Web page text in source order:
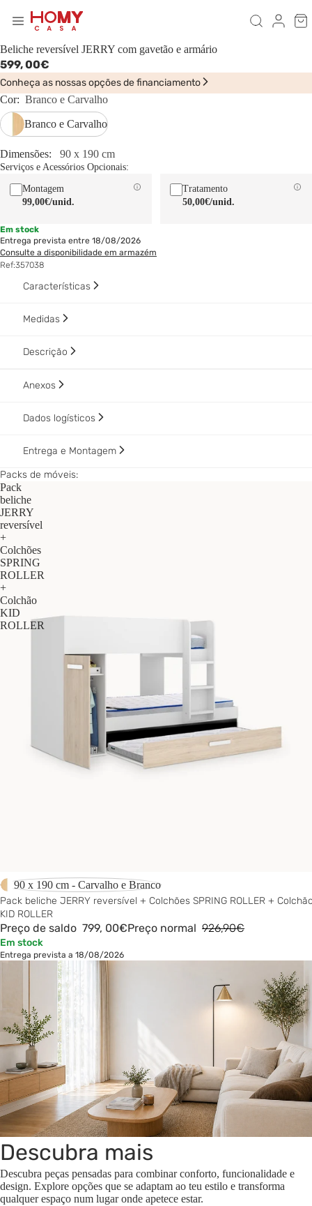
Beliche reversível JERRY com gavetão e armário
599,00€
Conheça as nossas opções de financiamento
Cor: Branco e Carvalho
Branco e Carvalho
Dimensões: 90 x 190 cm
Serviços e Acessórios Opcionais:
Montagem
99,00€/unid.
Tratamento
50,00€/unid.
Em stock
Entrega prevista entre 18/08/2026
Consulte a disponibilidade em armazém
Ref:357038
Características
Medidas
Descrição
Anexos
Dados logísticos
Entrega e Montagem
Packs de móveis:
Pack
beliche
JERRY
reversível
+
Colchões
SPRING
ROLLER
+
Colchão
KID
ROLLER
-14%
90 x 190 cm - Carvalho e Branco
Pack beliche JERRY reversível + Colchões SPRING ROLLER +
KID ROLLER
Preço de saldo 799, 00€Preço normal 926,90€
Em stock
Entrega prevista a 18/08/2026
Descubra mais
Descubra peças pensadas para combinar conforto, funcionalidade e
design. Explore opções que se adaptam ao teu estilo e transforma
qualquer espaço num lugar onde apetece estar.